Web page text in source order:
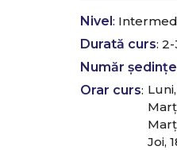
Nivel:
Durată curs:
Număr ședințe
Orar curs:
Joi,